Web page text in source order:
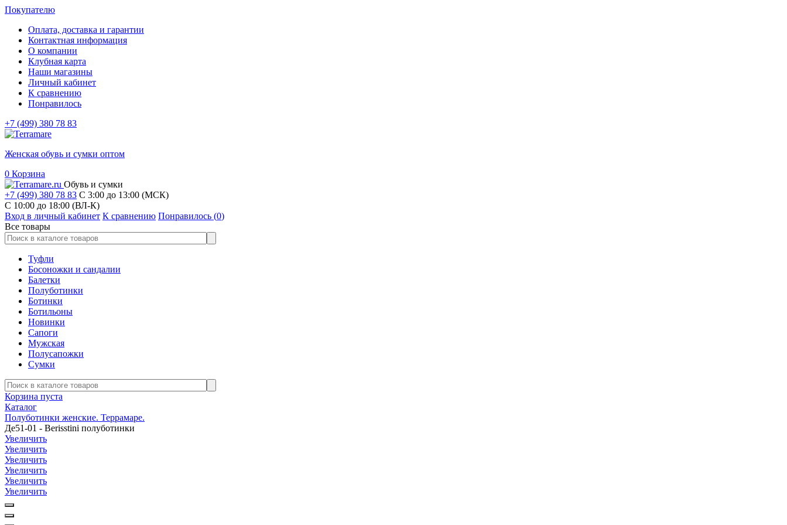
Покупателю
Оплата, доставка и гарантии
Контактная информация
О компании
Клубная карта
Наши магазины
Личный кабинет
К сравнению
Понравилось
+7 (499) 380 78 83
Женская обувь и сумки оптом
0 Корзина
Обувь и сумки
+7 (499) 380 78 83 С 3:00 до 13:00 (МСК)
C 10:00 до 18:00 (ВЛ-К)
Вход в личный кабинет К сравнению Понравилось (0)
Все товары
Туфли
Босоножки и сандалии
Балетки
Полуботинки
Ботинки
Ботильоны
Новинки
Сапоги
Мужская
Полусапожки
Сумки
Корзина пуста
Каталог
Полуботинки женские. Террамаре.
Де51-01 - Berisstini полуботинки
Увеличить
Увеличить
Увеличить
Увеличить
Увеличить
Увеличить